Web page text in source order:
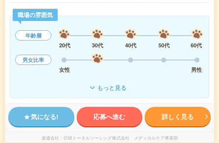
職場の雰囲気
年齢層
20代
30代 40代 50代
60代
男女比率
女性
男性
もっと見る
気になる! 応募へ進む 詳しく見る
派遣会社 日研トータルソーシング株式会社 メディカルケア事業部